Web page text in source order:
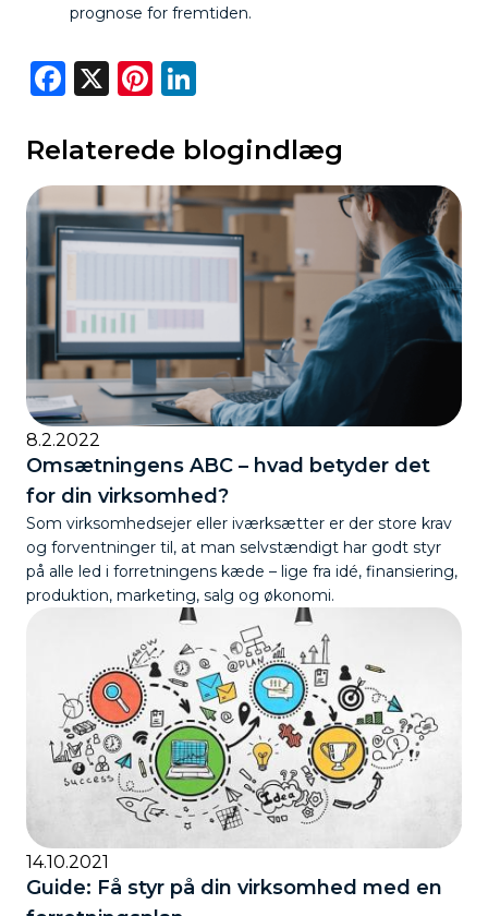
prognose for fremtiden.
Facebook
X Pinterest
Relaterede blogindlæg
8.2.2022
Omsætningens ABC – hvad betyder det
for din virksomhed?
Som virksomhedsejer eller iværksætter er der store krav
og forventninger til, at man selvstændigt har godt styr
på alle led i forretningens kæde – lige fra idé, finansiering,
produktion, marketing, salg og økonomi.
14.10.2021
Guide: Få styr på din virksomhed med en